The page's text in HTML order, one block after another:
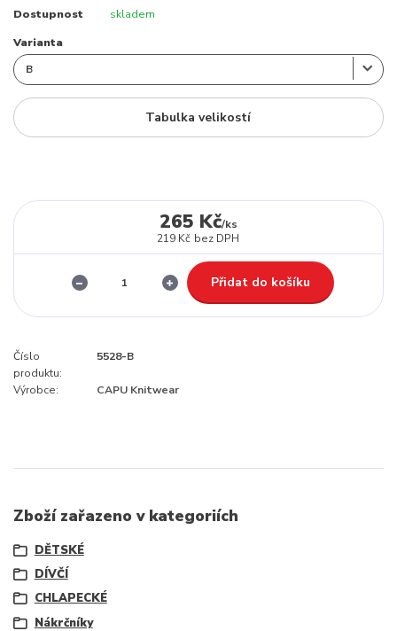
Dostupnost skladem
Varianta
Tabulka velikostí
265 Kč/ks
219 Kč bez DPH
Přidat do košíku
Číslo
produktu:
5528-B
Výrobce: CAPU Knitwear
Zboží zařazeno v kategoriích
DĚTSKÉ
DÍVČÍ
CHLAPECKÉ
Nákrčníky